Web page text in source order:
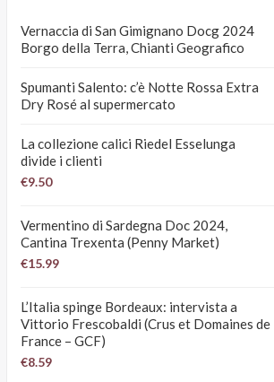
Vernaccia di San Gimignano Docg 2024
Borgo della Terra, Chianti Geografico
Spumanti Salento: c’è Notte Rossa Extra
Dry Rosé al supermercato
La collezione calici Riedel Esselunga
divide i clienti
€9.50
Vermentino di Sardegna Doc 2024,
Cantina Trexenta (Penny Market)
€15.99
L’Italia spinge Bordeaux: intervista a
Vittorio Frescobaldi (Crus et Domaines de
France – GCF)
€8.59